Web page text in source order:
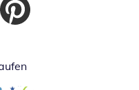
Fenster
neuem Fenster
Öffnet in neuem Fenster